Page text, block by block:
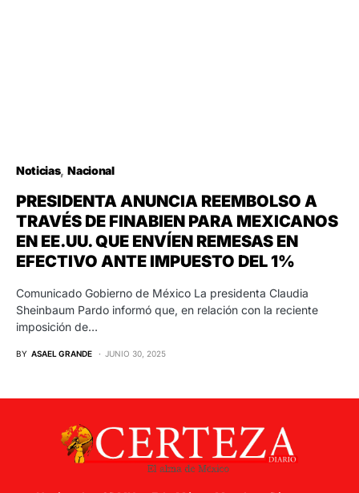
Noticias Nacional
PRESIDENTA ANUNCIA REEMBOLSO A
TRAVÉS DE FINABIEN PARA MEXICANOS
EN EE.UU. QUE ENVÍEN REMESAS EN
EFECTIVO ANTE IMPUESTO DEL 1%
Comunicado Gobierno de México La presidenta Claudia
Sheinbaum Pardo informó que, en relación con la reciente
imposición de…
BY ASAEL GRANDE JUNIO 30, 2025